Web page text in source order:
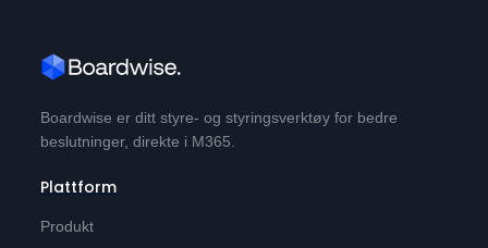
Boardwise er ditt styre- og styringsverktøy for bedre
beslutninger, direkte i M365.
Plattform
Produkt